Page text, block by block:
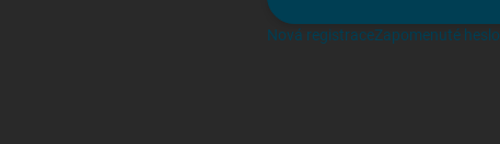
Nová registraceZapomenuté heslo